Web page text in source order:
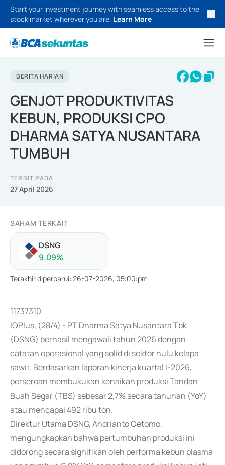
Start your investment journey with seamless access to the
stock market wherever you are. Learn More
BERITA HARIAN
GENJOT PRODUKTIVITAS
KEBUN, PRODUKSI CPO
DHARMA SATYA NUSANTARA
TUMBUH
TERBIT PADA
27 April 2026
SAHAM TERKAIT
DSNG
9.09%
Terakhir diperbarui: 26-07-2026, 05:00:pm
11737310
IQPlus, (28/4) - PT Dharma Satya Nusantara Tbk
(DSNG) berhasil mengawali tahun 2026 dengan
catatan operasional yang solid di sektor hulu kelapa
sawit. Berdasarkan laporan kinerja kuartal I-2026,
perseroan membukukan kenaikan produksi Tandan
Buah Segar (TBS) sebesar 2,7% secara tahunan (YoY)
atau mencapai 492 ribu ton.
Direktur Utama DSNG, Andrianto Oetomo,
mengungkapkan bahwa pertumbuhan produksi ini
didorong secara signifikan oleh performa kebun plasma